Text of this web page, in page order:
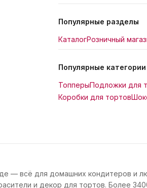
Популярные разделы
КаталогРозничный
Популярные категории
ТопперыПодложки для
Коробки для тортов
— всё для домашних кондитеров и
и декор для тортов. Более